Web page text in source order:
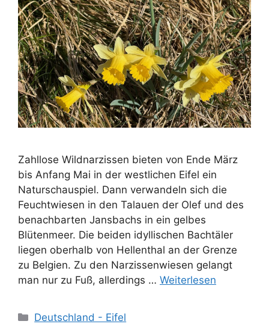
Zahllose Wildnarzissen bieten von Ende März
bis Anfang Mai in der westlichen Eifel ein
Naturschauspiel. Dann verwandeln sich die
Feuchtwiesen in den Talauen der Olef und des
benachbarten Jansbachs in ein gelbes
Blütenmeer. Die beiden idyllischen Bachtäler
liegen oberhalb von Hellenthal an der Grenze
zu Belgien. Zu den Narzissenwiesen gelangt
man nur zu Fuß, allerdings … Weiterlesen
Kategorien
Deutschland - Eifel